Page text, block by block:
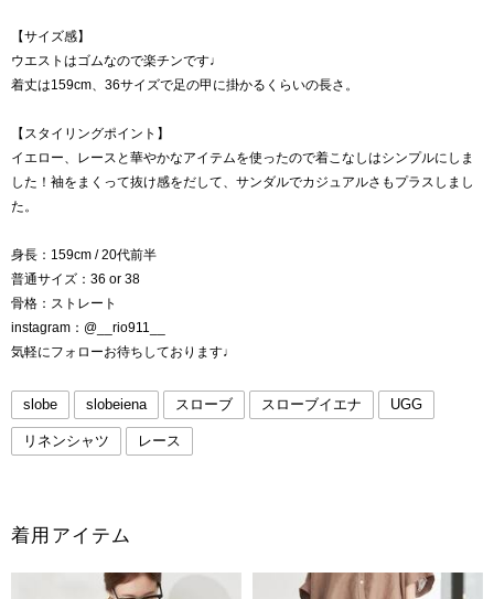
【サイズ感】
ウエストはゴムなので楽チンです♩
着丈は159cm、36サイズで足の甲に掛かるくらいの長さ。
【スタイリングポイント】
イエロー、レースと華やかなアイテムを使ったので着こなしはシンプルにしま
した！袖をまくって抜け感をだして、サンダルでカジュアルさもプラスしまし
た。
身長：159cm / 20代前半
普通サイズ：36 or 38
骨格：ストレート
instagram：@__rio911__
気軽にフォローお待ちしております♩
slobe slobeiena スローブ スローブイエナ UGG
リネンシャツ レース
着用アイテム